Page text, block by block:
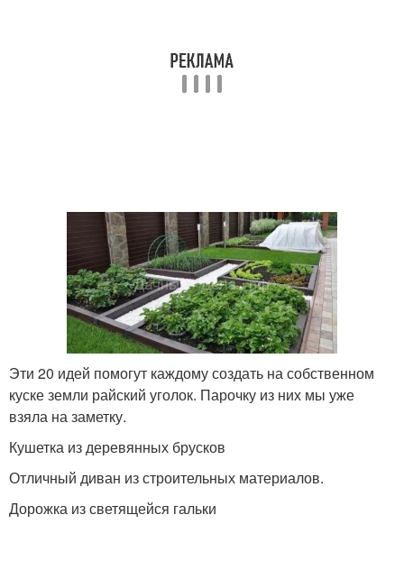
Эти 20 идей помогут каждому создать на собственном
куске земли райский уголок. Парочку из них мы уже
взяла на заметку.
Кушетка из деревянных брусков
Отличный диван из строительных материалов.
Дорожка из светящейся гальки